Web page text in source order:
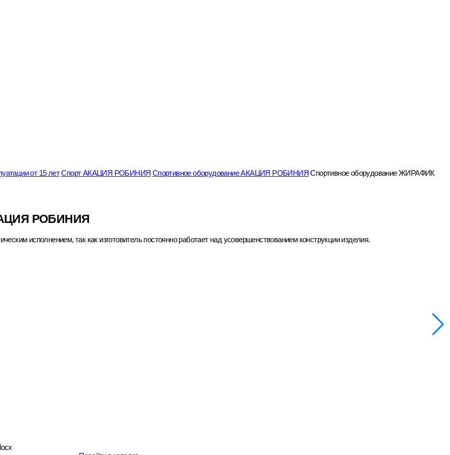
от 15 лет Спорт АКАЦИЯ РОБИНИЯ Спортивное оборудование АКАЦИЯ РОБИНИЯ Спортивное оборудование ЖИРАФИК
РОБИНИЯ
исполнением, так как изготовитель постоянно работает над усовершенствованием конструкции изделия.